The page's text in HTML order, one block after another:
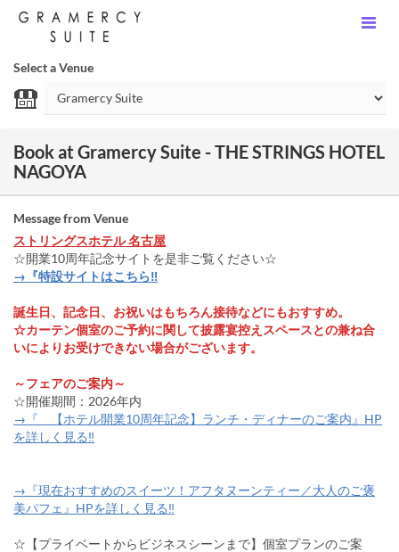
Select a Venue
Book at Gramercy Suite - THE STRINGS HOTEL
NAGOYA
Message from Venue
ストリングスホテル 名古屋
☆開業10周年記念サイトを是非ご覧ください☆
→『特設サイトはこちら‼
誕生日、記念日、お祝いはもちろん接待などにもおすすめ。
☆カーテン個室のご予約に関して披露宴控えスペースとの兼ね合
いによりお受けできない場合がございます。
～フェアのご案内～
☆開催期間：2026年内
→『 【ホテル開業10周年記念】ランチ・ディナーのご案内』HP
を詳しく見る‼
→『現在おすすめのスイーツ！アフタヌーンティー／大人のご褒
美パフェ』HPを詳しく見る‼
☆【プライベートからビジネスシーンまで】個室プランのご案